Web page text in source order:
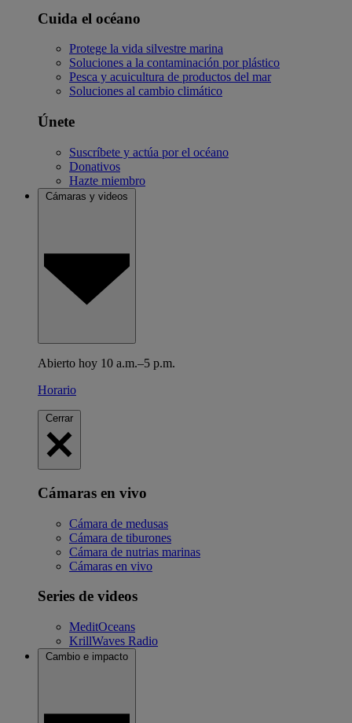
Cuida el océano
Protege la vida silvestre marina
Soluciones a la contaminación por plástico
Pesca y acuicultura de productos del mar
Soluciones al cambio climático
Únete
Suscríbete y actúa por el océano
Donativos
Hazte miembro
Cámaras y videos
Abierto hoy 10 a.m.–5 p.m.
Horario
Cerrar
Cámaras en vivo
Cámara de medusas
Cámara de tiburones
Cámara de nutrias marinas
Cámaras en vivo
Series de videos
MeditOceans
KrillWaves Radio
Cambio e impacto